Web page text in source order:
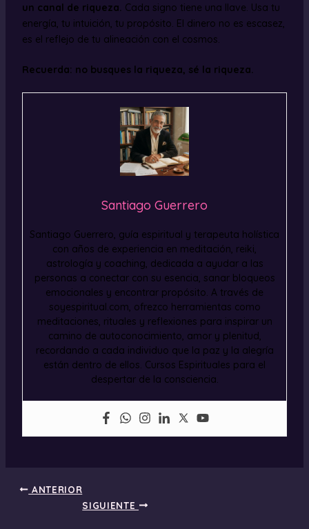
un canal de riqueza. Cada signo tiene una llave. Usa tu
energía, tu intuición, tu propósito. El dinero no es escasez,
es el reflejo de tu alineación con el cosmos.
Recuerda: no busques la riqueza, sé la riqueza.
Santiago Guerrero
Santiago Guerrero, guía espiritual y terapeuta holística
con años de experiencia en meditación, reiki,
astrología y coaching, dedicada a ayudar a las
personas a conectar con su esencia, sanar bloqueos
emocionales y encontrar propósito. A través de
soyespiritual.com, ofrezco herramientas como
meditaciones, rituales y reflexiones para inspirar un
camino de autoconocimiento, amor y plenitud,
recordando a cada individuo que la paz y la alegría
están dentro de ellos. Cursos Espirituales para el
despertar de la consciencia.
ANTERIOR
SIGUIENTE